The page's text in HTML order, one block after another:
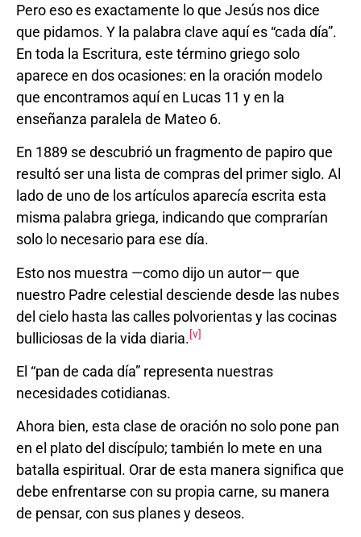
Pero eso es exactamente lo que Jesús nos dice
que pidamos. Y la palabra clave aquí es “cada día”.
En toda la Escritura, este término griego solo
aparece en dos ocasiones: en la oración modelo
que encontramos aquí en Lucas 11 y en la
enseñanza paralela de Mateo 6.
En 1889 se descubrió un fragmento de papiro que
resultó ser una lista de compras del primer siglo. Al
lado de uno de los artículos aparecía escrita esta
misma palabra griega, indicando que comprarían
solo lo necesario para ese día.
Esto nos muestra —como dijo un autor— que
nuestro Padre celestial desciende desde las nubes
del cielo hasta las calles polvorientas y las cocinas
bulliciosas de la vida diaria.[v]
El “pan de cada día” representa nuestras
necesidades cotidianas.
Ahora bien, esta clase de oración no solo pone pan
en el plato del discípulo; también lo mete en una
batalla espiritual. Orar de esta manera significa que
debe enfrentarse con su propia carne, su manera
de pensar, con sus planes y deseos.